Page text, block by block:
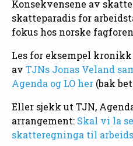
Konsekvensene av
skatteparadis for
fokus hos norske
Les for eksempel
av TJNs Jonas Veland
Agenda og LO her (bak
Eller sjekk ut TJN,
arrangement: Skal vi la
skatteregninga til